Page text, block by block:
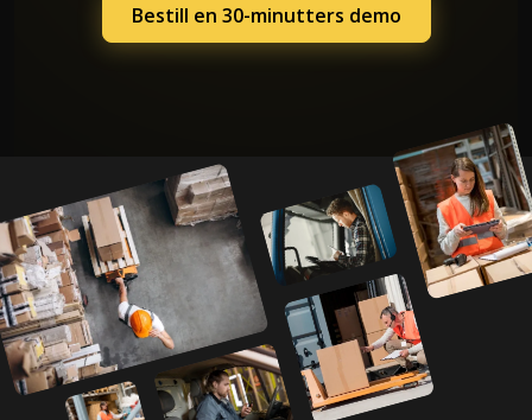
Bestill en 30-minutters demo